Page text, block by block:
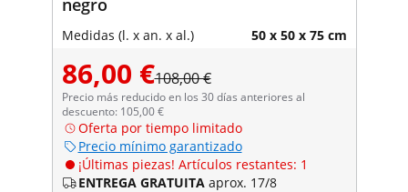
Medidas (l. x an. x al.) 50 x 50 x 75 cm
86,00 €108,00 €
Precio más reducido en los 30 días anteriores al
descuento: 105,00 €
Oferta por tiempo limitado
Precio mínimo garantizado
¡Últimas piezas! Artículos restantes: 1
ENTREGA GRATUITA aprox. 17/8